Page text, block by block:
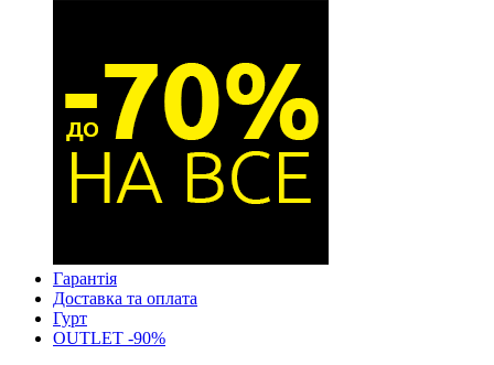
Гарантія
Доставка та оплата
Гурт
OUTLET -90%